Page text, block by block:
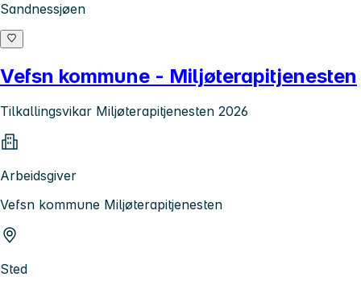
Sandnessjøen
Vefsn kommune - Miljøterapitjenesten
Tilkallingsvikar Miljøterapitjenesten 2026
Arbeidsgiver
Vefsn kommune Miljøterapitjenesten
Sted